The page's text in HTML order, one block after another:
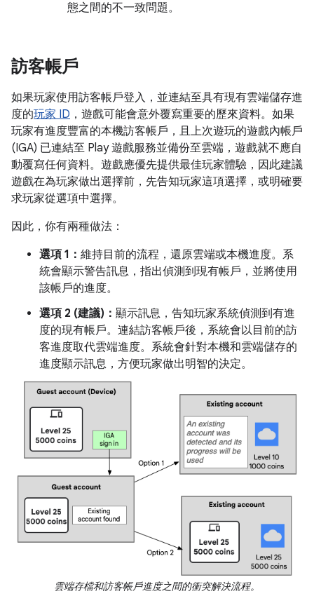
態之間的不一致問題。
訪客帳戶
如果玩家使用訪客帳戶登入，並連結至具有現有雲端儲存進
度的玩家 ID ，遊戲可能會意外覆寫重要的歷來資料。如果
玩家有進度豐富的本機訪客帳戶，且上次遊玩的遊戲內帳戶
(IGA) 已連結至 Play 遊戲服務並備份至雲端，遊戲就不應自
動覆寫任何資料。遊戲應優先提供最佳玩家體驗，因此建議
遊戲在為玩家做出選擇前，先告知玩家這項選擇，或明確要
求玩家從選項中選擇。
因此，你有兩種做法：
選項 1： 維持目前的流程，還原雲端或本機進度。系
統會顯示警告訊息，指出偵測到現有帳戶，並將使用
該帳戶的進度。
選項 2 (建議)： 顯示訊息，告知玩家系統偵測到有進
度的現有帳戶。連結訪客帳戶後，系統會以目前的訪
客進度取代雲端進度。系統會針對本機和雲端儲存的
進度顯示訊息，方便玩家做出明智的決定。
雲端存檔和訪客帳戶進度之間的衝突解決流程。